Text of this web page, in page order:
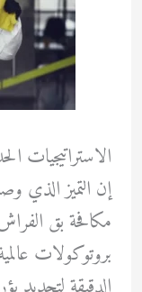
الاستراتيجيات
إن التميز الذي
مكافحة بق
بروتوكولات